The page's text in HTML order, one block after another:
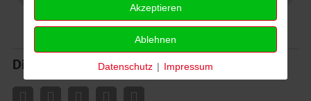
Diese Seite teilen
Akzeptieren
Ablehnen
Datenschutz | Impressum